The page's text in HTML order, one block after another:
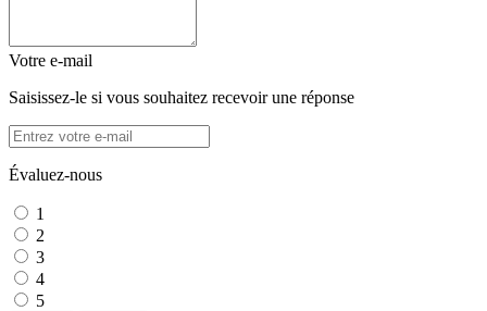
Votre e-mail
Saisissez-le si vous souhaitez recevoir une réponse
Évaluez-nous
1
2
3
4
5